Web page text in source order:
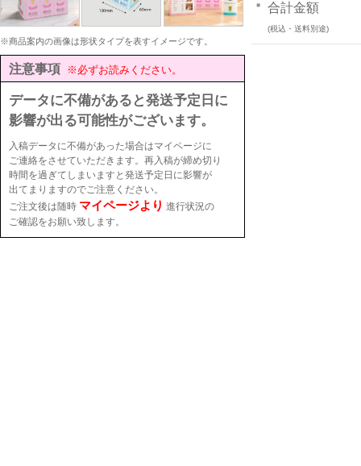
※商品案内の画像は形状タイプを表すイメージです。
注意事項 ※必ずお読みください。
データに不備があると発送予定日に
影響が出る可能性がございます。
入稿データに不備があった場合はマイページに
ご連絡をさせていただきます。再入稿が締め切り
時間を過ぎてしまいますと発送予定日に影響が
出てまりますのでご注意ください。
ご注文後は随時 マイページより 進行状況の
ご確認をお願い致します。
合計金額
(税込・送料別途)